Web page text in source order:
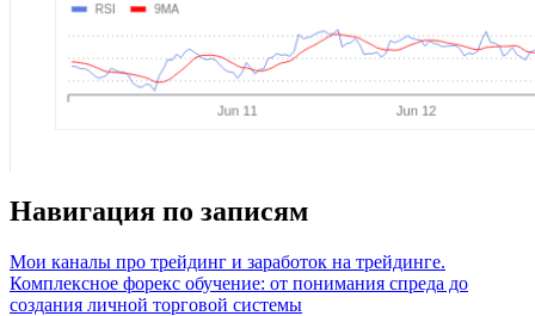
Навигация по записям
Мои каналы про трейдинг и заработок на трейдинге.
Комплексное форекс обучение: от понимания спреда до
создания личной торговой системы